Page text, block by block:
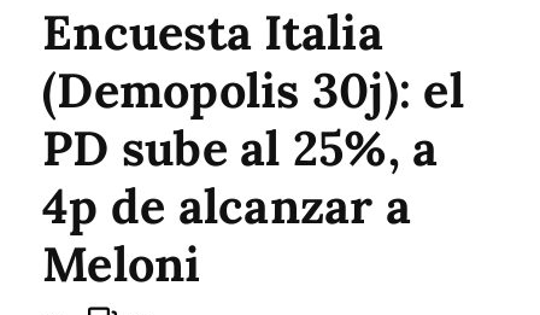
Encuesta Italia
(Demopolis 30j): el
PD sube al 25%, a
4p de alcanzar a
Meloni